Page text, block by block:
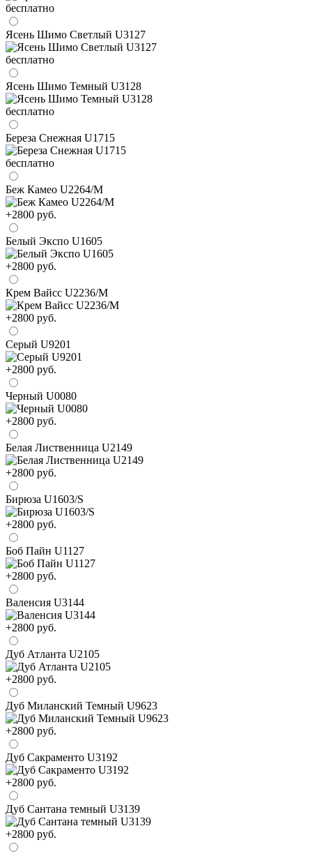
бесплатно
Ясень Шимо Светлый U3127
бесплатно
Ясень Шимо Темный U3128
бесплатно
Береза Снежная U1715
бесплатно
Беж Камео U2264/М
+2800 руб.
Белый Экспо U1605
+2800 руб.
Крем Вайсс U2236/М
+2800 руб.
Серый U9201
+2800 руб.
Черный U0080
+2800 руб.
Белая Лиственница U2149
+2800 руб.
Бирюза U1603/S
+2800 руб.
Боб Пайн U1127
+2800 руб.
Валенсия U3144
+2800 руб.
Дуб Атланта U2105
+2800 руб.
Дуб Миланский Темный U9623
+2800 руб.
Дуб Сакраменто U3192
+2800 руб.
Дуб Сантана темный U3139
+2800 руб.